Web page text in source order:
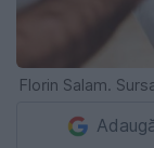
Florin Salam.